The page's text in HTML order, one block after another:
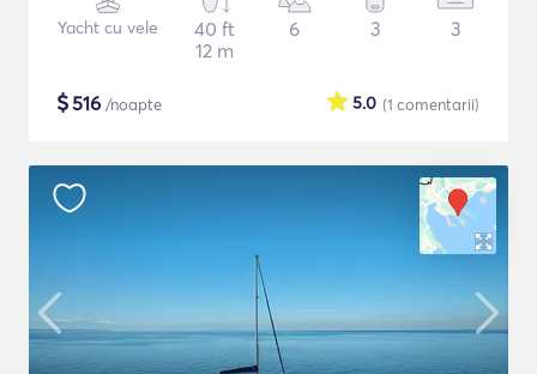
Yacht cu vele
40 ft
12 m
6 3 3
$516 /noapte (1 comentarii)
5.0